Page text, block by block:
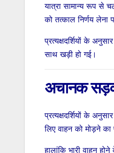
यात्रा सामान्य रूप से
को तत्काल निर्णय लेना
प्रत्यक्षदर्शियों के
साथ खड़ी हो गई।
अचानक
प्रत्यक्षदर्शियों के
लिए वाहन को मोड़ने का
हालांकि भारी वाहन